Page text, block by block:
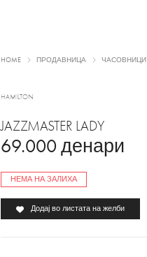
HOME ПРОДАВНИЦА ЧАСОВНИЦИ
HAMILTON
JAZZMASTER LADY
69.000денари
НЕМА НА ЗАЛИХА
Додај во листата на желби